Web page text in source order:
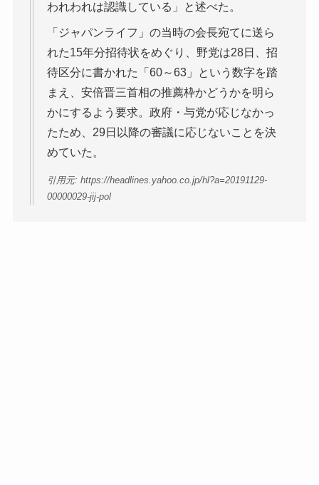
われわれは認識している」と述べた。
「ジャパンライフ」の当時の会長宛てに送ら
れた15年分招待状をめぐり、野党は28日、招
待区分に書かれた「60～63」という数字を踏
まえ、安倍晋三首相の推薦枠かどうかを明ら
かにするよう要求。政府・与党が応じなかっ
たため、29日以降の審議に応じないことを決
めていた。
引用元: https://headlines.yahoo.co.jp/hl?a=20191129-
00000029-jij-pol